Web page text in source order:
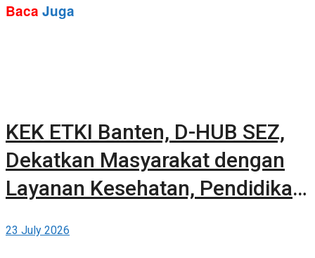
Baca Juga
KEK ETKI Banten, D-HUB SEZ,
Dekatkan Masyarakat dengan
Layanan Kesehatan, Pendidikan,
BSD City
23 July 2026